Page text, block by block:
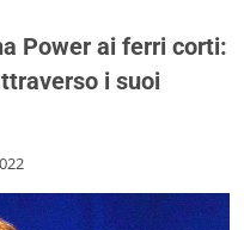
Power ai ferri corti:
i suoi